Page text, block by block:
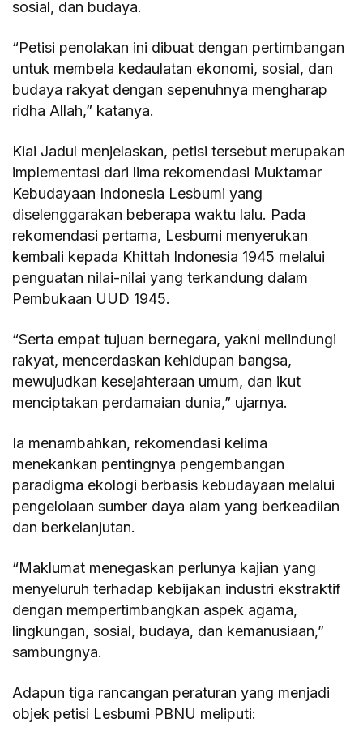
sosial, dan budaya.
“Petisi penolakan ini dibuat dengan pertimbangan
untuk membela kedaulatan ekonomi, sosial, dan
budaya rakyat dengan sepenuhnya mengharap
ridha Allah,” katanya.
Kiai Jadul menjelaskan, petisi tersebut merupakan
implementasi dari lima rekomendasi Muktamar
Kebudayaan Indonesia Lesbumi yang
diselenggarakan beberapa waktu lalu. Pada
rekomendasi pertama, Lesbumi menyerukan
kembali kepada Khittah Indonesia 1945 melalui
penguatan nilai-nilai yang terkandung dalam
Pembukaan UUD 1945.
“Serta empat tujuan bernegara, yakni melindungi
rakyat, mencerdaskan kehidupan bangsa,
mewujudkan kesejahteraan umum, dan ikut
menciptakan perdamaian dunia,” ujarnya.
Ia menambahkan, rekomendasi kelima
menekankan pentingnya pengembangan
paradigma ekologi berbasis kebudayaan melalui
pengelolaan sumber daya alam yang berkeadilan
dan berkelanjutan.
“Maklumat menegaskan perlunya kajian yang
menyeluruh terhadap kebijakan industri ekstraktif
dengan mempertimbangkan aspek agama,
lingkungan, sosial, budaya, dan kemanusiaan,”
sambungnya.
Adapun tiga rancangan peraturan yang menjadi
objek petisi Lesbumi PBNU meliputi: